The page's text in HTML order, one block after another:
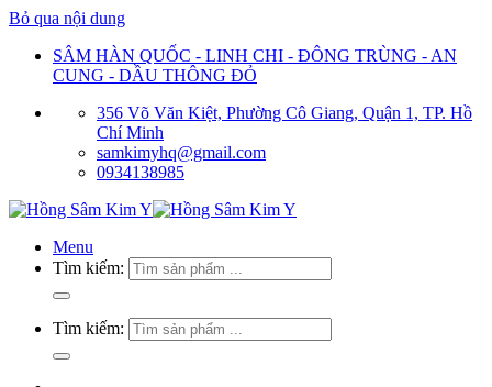
Bỏ qua nội dung
SÂM HÀN QUỐC - LINH CHI - ĐÔNG TRÙNG - AN
CUNG - DẦU THÔNG ĐỎ
356 Võ Văn Kiệt, Phường Cô Giang, Quận 1, TP. Hồ
Chí Minh
samkimyhq@gmail.com
0934138985
Menu
Tìm kiếm:
Tìm kiếm: